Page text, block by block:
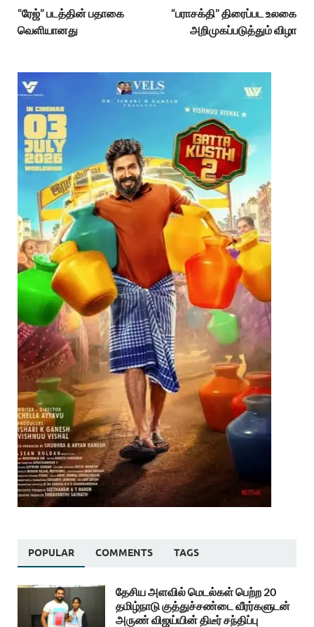
“ரேஜ்” படத்தின் பதாகை
வெளியானது
“பராசக்தி” திரைப்பட உலகை
அறிமுகப்படுத்தும் விழா
POPULAR COMMENTS TAGS
தேசிய அளவில் மெடல்கள் பெற்ற 20
தமிழ்நாடு குத்துச்சண்டை வீரர்களுடன்
அருண் விஜய்யின் திடீர் சந்திப்பு